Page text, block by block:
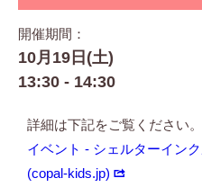
開催期間：
10月19日(土)
13:30 - 14:30
詳細は下記をご覧ください。
イベント - シェルターイン
(copal-kids.jp)